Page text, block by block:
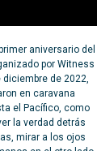
aniversario del
por Witness
diciembre de 2022,
en caravana
el Pacífico, como
la verdad detrás
mirar a los ojos